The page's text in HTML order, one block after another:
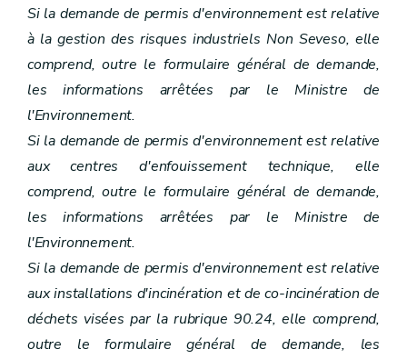
Si la demande de permis d'environnement est relative
à la gestion des risques industriels Non Seveso, elle
comprend, outre le formulaire général de demande,
les informations arrêtées par le Ministre de
l'Environnement.
Si la demande de permis d'environnement est relative
aux centres d'enfouissement technique, elle
comprend, outre le formulaire général de demande,
les informations arrêtées par le Ministre de
l'Environnement.
Si la demande de permis d'environnement est relative
aux installations d'incinération et de co-incinération de
déchets visées par la rubrique 90.24, elle comprend,
outre le formulaire général de demande, les